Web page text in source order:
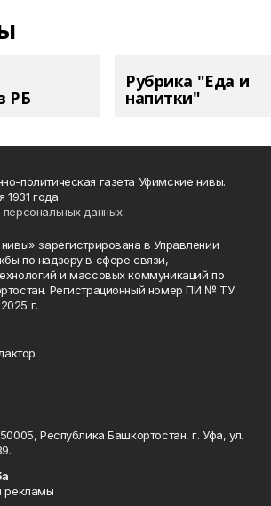
РБ
Рубрика "Еда и
напитки"
политическая газета Уфимские нивы.
1931 года
данных
зарегистрирована в Управлении
по надзору в сфере связи,
и массовых коммуникаций по
Регистрационный номер ПИ № ТУ
г.
Республика Башкортостан, г. Уфа, ул.
рекламы